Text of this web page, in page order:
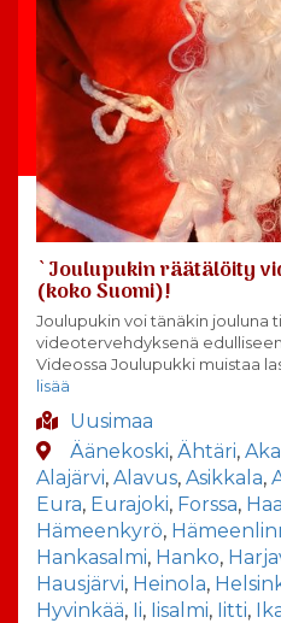
`Joulupukin räätälöity
(koko Suomi)!
Joulupukin voi tänäkin jouluna
videotervehdyksenä
Videossa Joulupukki muistaa
lisää
Uusimaa
Äänekoski, Ähtäri,
Alajärvi, Alavus, Asikkala,
Eura, Eurajoki, Forssa,
Hämeenkyrö,
Hankasalmi, Hanko,
Hausjärvi, Heinola,
Hyvinkää, Ii, Iisalmi, Iitti,